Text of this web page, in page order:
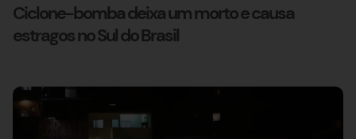
Ciclone-bomba deixa um morto e causa
estragos no Sul do Brasil